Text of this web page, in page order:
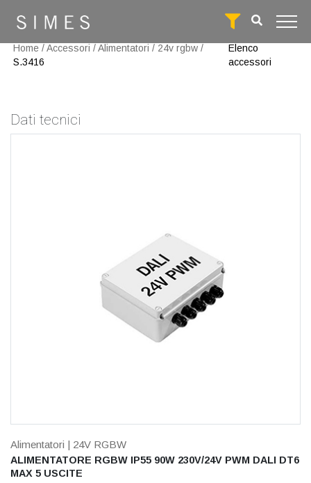
Home /Accessori /Alimentatori / 24v rgbw /
S.3416
Elenco
accessori
Dati tecnici
Alimentatori | 24V RGBW
ALIMENTATORE RGBW IP55 90W 230V/24V PWM DALI DT6
MAX 5 USCITE